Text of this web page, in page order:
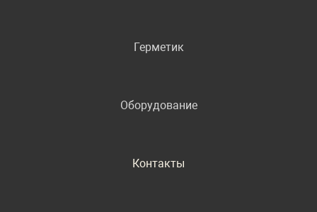
Герметик
Оборудование
Контакты